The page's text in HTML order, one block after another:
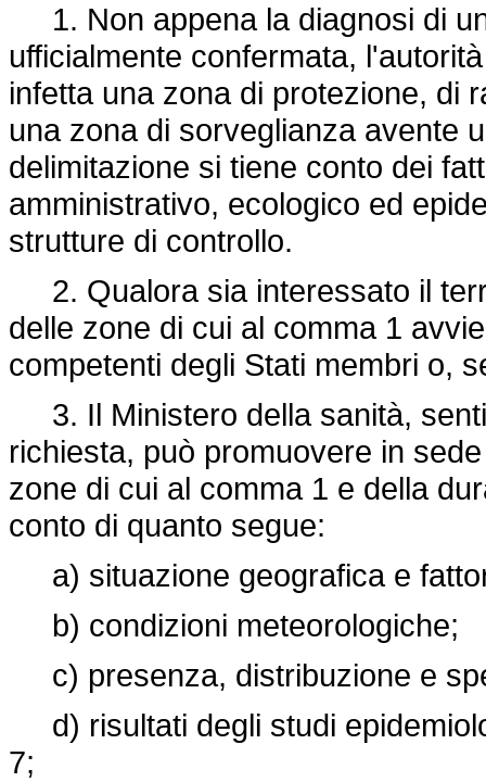
1. Non appena la diagnosi di
ufficialmente confermata,
infetta una zona di protezione, di
una zona di sorveglianza avente
delimitazione si tiene conto dei
amministrativo, ecologico ed
strutture di controllo.
2. Qualora sia interessato il
delle zone di cui al comma 1
competenti degli Stati membri o,
3. Il Ministero della sanità,
richiesta, può promuovere in
zone di cui al comma 1 e della
conto di quanto segue:
a) situazione geografica e
b) condizioni meteorologiche;
c) presenza, distribuzione e
d) risultati degli studi
7;